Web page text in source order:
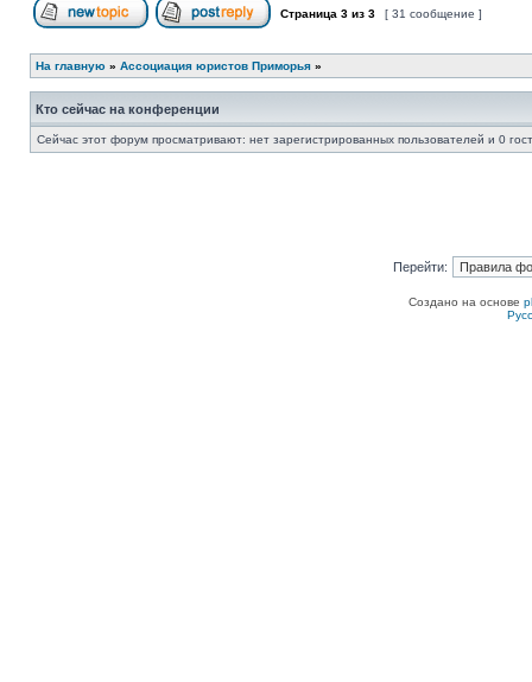
Страница 3 из 3 [ 31 сообщение ]
На главную » Ассоциация юристов Приморья »
Кто сейчас на конференции
Сейчас этот форум просматривают: нет зарегистрированных пользователей и 0
Перейти:
Создано на основе